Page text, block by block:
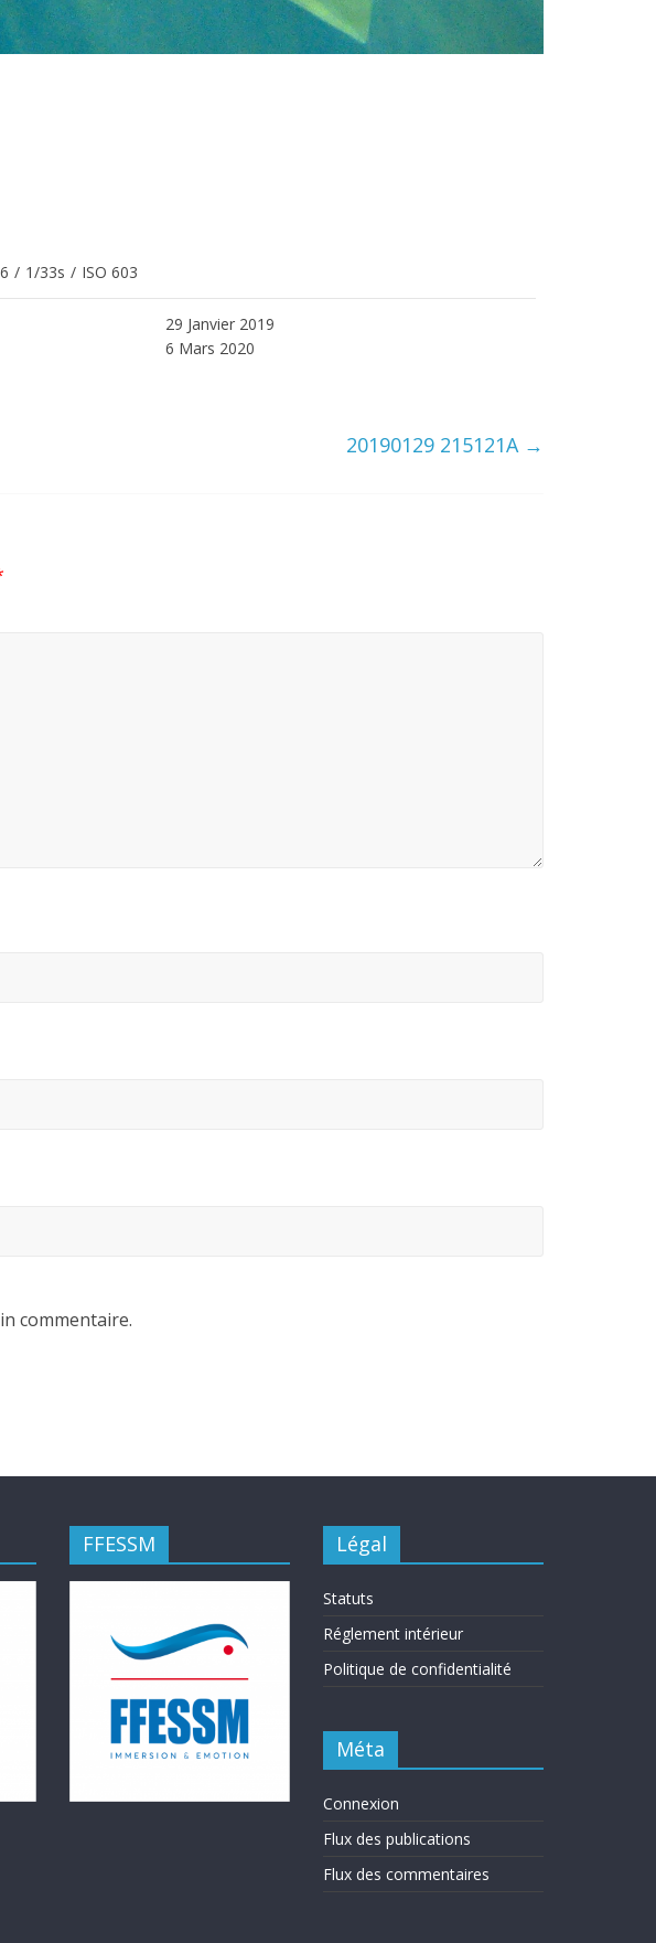
/ 1/33s / ISO 603
29 Janvier 2019
6 Mars 2020
20190129 215121A →
commentaire.
FFESSM Légal
Statuts
Réglement intérieur
Politique de confidentialité
Méta
Connexion
Flux des publications
Flux des commentaires